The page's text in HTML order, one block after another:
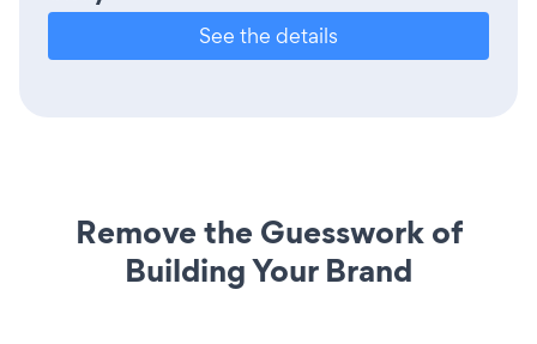
See the details
Remove the Guesswork of
Building Your Brand